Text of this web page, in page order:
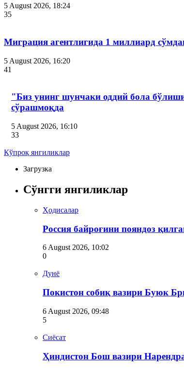
5 August 2026, 18:24
35
Миграция агентлигида 1 миллиард
5 August 2026, 16:20
41
"Биз унинг шунчаки оддий бола
сўрашмоқда
5 August 2026, 16:10
33
Кўпроқ янгиликлар
Загрузка
Сўнгги янгиликлар
Ҳодисалар
Россия байроғини пояндоз
6 August 2026, 10:02
0
Дунё
Покистон собиқ вазири Буюк
6 August 2026, 09:48
5
Сиёсат
Ҳиндистон Бош вазири